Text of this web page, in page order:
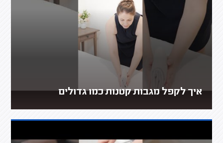
איך לקפל מגבות קטנות כמו גדולים